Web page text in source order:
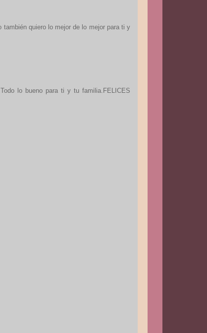
quiero lo mejor de lo mejor para ti y
lo bueno para ti y tu familia.FELICES